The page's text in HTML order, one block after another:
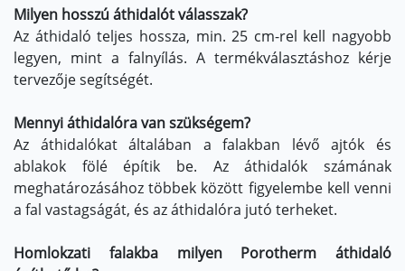
Milyen hosszú áthidalót válasszak?
Az áthidaló teljes hossza, min. 25 cm-rel kell nagyobb
legyen, mint a falnyílás. A termékválasztáshoz kérje
tervezője segítségét.
Mennyi áthidalóra van szükségem?
Az áthidalókat általában a falakban lévő ajtók és
ablakok fölé építik be. Az áthidalók számának
meghatározásához többek között figyelembe kell venni
a fal vastagságát, és az áthidalóra jutó terheket.
Homlokzati falakba milyen Porotherm áthidaló